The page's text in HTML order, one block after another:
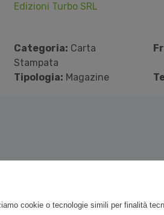
Edizioni Turbo SRL
Categoria: Carta
Stampata
Tipologia: Magazine
cookie o tecnologie simili per finalità